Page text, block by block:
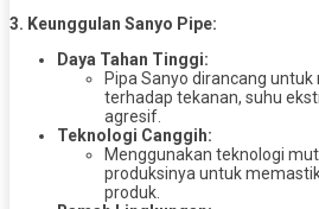
3. Keunggulan Sanyo Pipe:
Daya Tahan Tinggi:
Pipa Sanyo dirancang
terhadap tekanan, suhu
agresif.
Teknologi Canggih:
Menggunakan teknologi
produksinya untuk
produk.